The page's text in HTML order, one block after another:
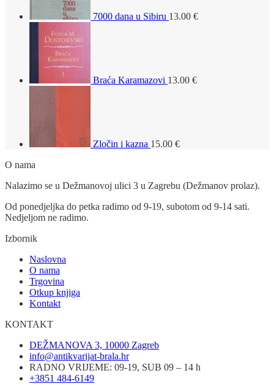
7000 dana u Sibiru 13.00 €
Braća Karamazovi 13.00 €
Zločin i kazna 15.00 €
O nama
Nalazimo se u Dežmanovoj ulici 3 u Zagrebu (Dežmanov prolaz).
Od ponedjeljka do petka radimo od 9-19, subotom od 9-14 sati.
Nedjeljom ne radimo.
Izbornik
Naslovna
O nama
Trgovina
Otkup knjiga
Kontakt
KONTAKT
DEŽMANOVA 3, 10000 Zagreb
info@antikvarijat-brala.hr
RADNO VRIJEME: 09-19, SUB 09 – 14 h
+3851 484-6149